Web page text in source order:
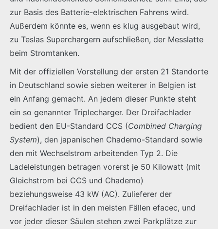
zur Basis des Batterie-elektrischen Fahrens wird.
Außerdem könnte es, wenn es klug ausgebaut wird,
zu Teslas Superchargern aufschließen, der Messlatte
beim Stromtanken.
Mit der offiziellen Vorstellung der ersten 21 Standorte
in Deutschland sowie sieben weiterer in Belgien ist
ein Anfang gemacht. An jedem dieser Punkte steht
ein so genannter Triplecharger. Der Dreifachlader
bedient den EU-Standard CCS (Combined Charging
System), den japanischen Chademo-Standard sowie
den mit Wechselstrom arbeitenden Typ 2. Die
Ladeleistungen betragen vorerst je 50 Kilowatt (mit
Gleichstrom bei CCS und Chademo)
beziehungsweise 43 kW (AC). Zulieferer der
Dreifachlader ist in den meisten Fällen efacec, und
vor jeder dieser Säulen stehen zwei Parkplätze zur